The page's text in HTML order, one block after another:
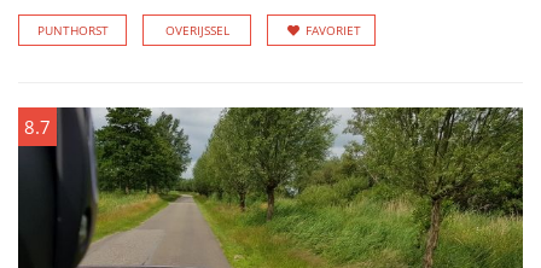
PUNTHORST OVERIJSSEL FAVORIET
8.7